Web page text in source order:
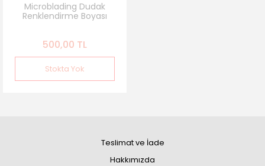
Microblading Dudak
Renklendirme Boyası
500,00 TL
Stokta Yok
Teslimat ve İade
Hakkımızda